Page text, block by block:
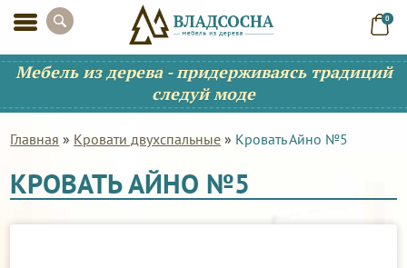
0
Мебель из дерева - придерживаясь традиций
следуй моде
Главная » Кровати двухспальные » Кровать Айно №5
КРОВАТЬ АЙНО №5